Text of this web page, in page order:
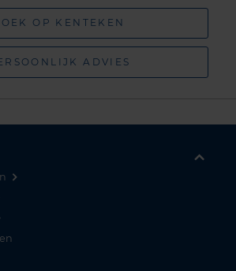
OP KENTEKEN
ADVIES